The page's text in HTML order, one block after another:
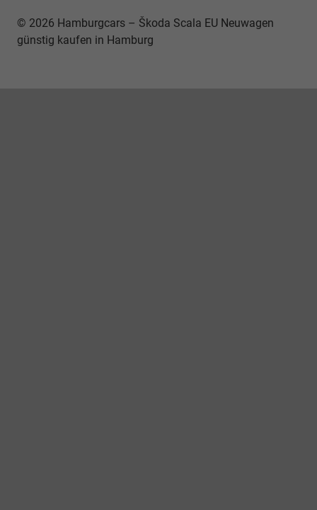
© 2026 Hamburgcars – Škoda Scala EU Neuwagen
günstig kaufen in Hamburg